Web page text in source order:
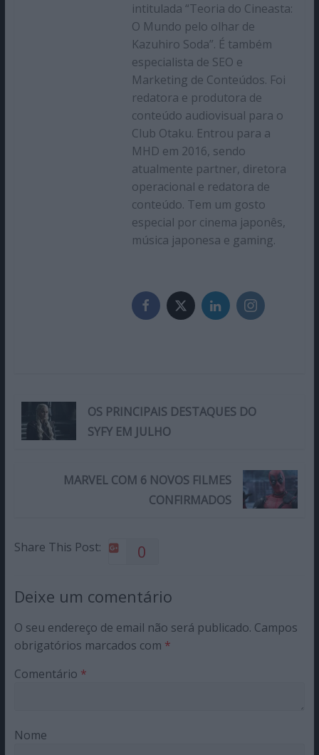
intitulada “Teoria do Cineasta:
O Mundo pelo olhar de
Kazuhiro Soda”. É também
especialista de SEO e
Marketing de Conteúdos. Foi
redatora e produtora de
conteúdo audiovisual para o
Club Otaku. Entrou para a
MHD em 2016, sendo
atualmente partner, diretora
operacional e redatora de
conteúdo. Tem um gosto
especial por cinema japonês,
música japonesa e gaming.
OS PRINCIPAIS DESTAQUES DO
SYFY EM JULHO
MARVEL COM 6 NOVOS FILMES
CONFIRMADOS
Share This Post: 0
Deixe um comentário
O seu endereço de email não será publicado. Campos
obrigatórios marcados com *
Comentário *
Nome